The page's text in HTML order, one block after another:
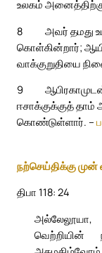
உலகம்
8
அவர் தமது
கொள்கின்றார்;
வாக்குறுதியை
9
ஈசாக்குக்குத்
கொண்டுள்ளார். –
நற்செய்திக்கு
திபா 118: 24